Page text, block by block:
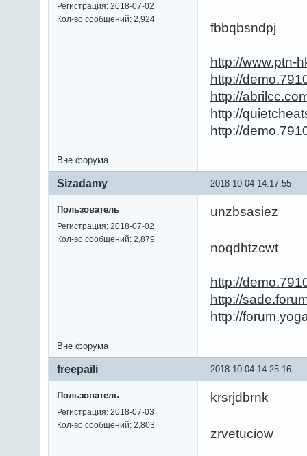
Регистрация: 2018-07-02
Кол-во сообщений: 2,924
fbbqbsndpj
http://www.ptn-
http://
http://
http://
http://
Вне форума
2018-10-04 14:17:55
Sizadamy
Пользователь
Регистрация: 2018-07-02
Кол-во сообщений: 2,879
unzbsasiez
noqdhtzcwt
http://
http://
http://
Вне форума
2018-10-04 14:25:16
freepaili
Пользователь
Регистрация: 2018-07-03
Кол-во сообщений: 2,803
krsrjdbrnk
zrvetuciow